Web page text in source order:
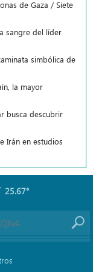
de Gaza / Siete
sangre del líder
simbólica de
la mayor
busca descubrir
Irán en estudios
25.67°